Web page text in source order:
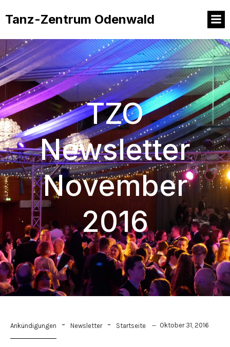
Tanz-Zentrum Odenwald
TZO
Newsletter
November
2016
Ankündigungen - Newsletter - Startseite Oktober 31, 2016